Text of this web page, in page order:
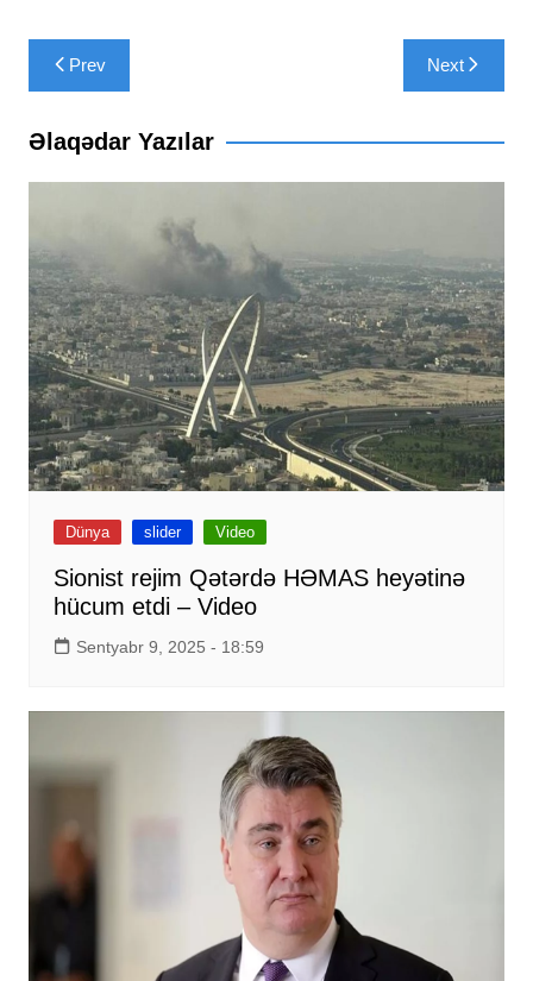
Yazı
naviqasiyası
Prev Next
Əlaqədar Yazılar
Dünya slider Video
Sionist rejim Qətərdə HƏMAS heyətinə
hücum etdi – Video
Sentyabr 9, 2025 - 18:59